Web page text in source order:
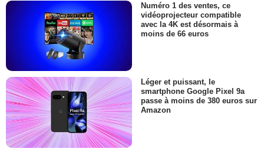
Numéro 1 des ventes, ce
vidéoprojecteur compatible
avec la 4K est désormais à
moins de 66 euros
Léger et puissant, le
smartphone Google Pixel 9a
passe à moins de 380 euros sur
Amazon